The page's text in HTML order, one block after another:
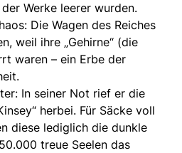
Werke leerer wurden.
Die Wagen des Reiches
weil ihre „Gehirne“ (die
waren – ein Erbe der
In seiner Not rief er die
herbei. Für Säcke voll
diese lediglich die dunkle
treue Seelen das